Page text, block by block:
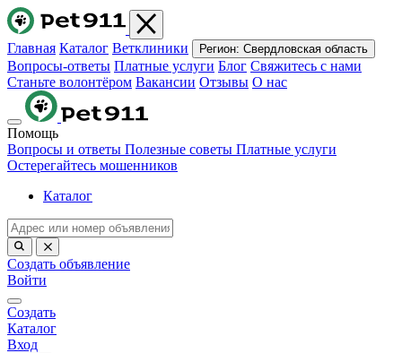
Главная Каталог Ветклиники Регион: Свердловская область
Вопросы-ответы Платные услуги Блог Свяжитесь с нами
Станьте волонтёром Вакансии Отзывы О нас
Помощь
Вопросы и ответы Полезные советы Платные услуги
Остерегайтесь мошенников
Каталог
Создать объявление
Войти
Создать
Каталог
Вход